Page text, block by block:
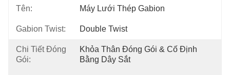
Tên: Máy Lưới Thép Gabion
Gabion Twist: Double Twist
Chi Tiết Đóng
Gói:
Khỏa Thân Đóng Gói & Cố Định
Bằng Dây Sắt